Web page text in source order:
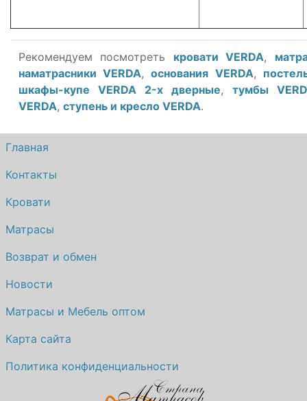
Рекомендуем посмотреть кровати VERDA,
наматрасники VERDA,основания VERDA,
шкафы-купе VERDA 2-х дверные, тумбы
VERDA, ступень и кресло VERDA.
Главная
Контакты
Кровати
Матрасы
Возврат и обмен
Новости
Матрасы и Мебель оптом
Карта сайта
Политика конфиденциальности